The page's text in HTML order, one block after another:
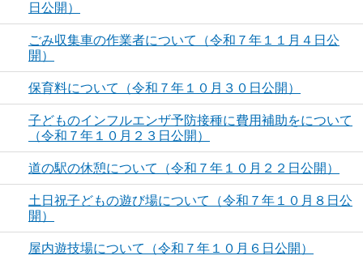
日公開）
ごみ収集車の作業者について（令和７年１１月４日公
開）
保育料について（令和７年１０月３０日公開）
子どものインフルエンザ予防接種に費用補助をについて
（令和７年１０月２３日公開）
道の駅の休憩について（令和７年１０月２２日公開）
土日祝子どもの遊び場について（令和７年１０月８日公
開）
屋内遊技場について（令和７年１０月６日公開）